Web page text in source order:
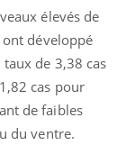
élevés de
développé
de 3,38 cas
cas pour
de faibles
du ventre.